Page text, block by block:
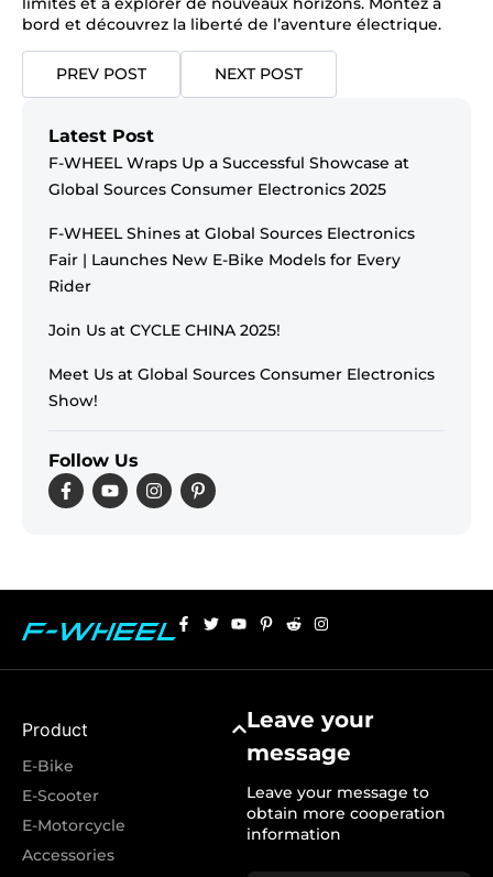
bord et découvrez la liberté de l’aventure électrique.
PREV POST NEXT POST
Latest Post
F-WHEEL Wraps Up a Successful Showcase at
Global Sources Consumer Electronics 2025
F-WHEEL Shines at Global Sources Electronics
Fair | Launches New E-Bike Models for Every
Rider
Join Us at CYCLE CHINA 2025!
Meet Us at Global Sources Consumer Electronics
Show!
Follow Us
Product
E-Bike
E-Scooter
E-Motorcycle
Accessories
Leave your
message
Leave your message to
obtain more cooperation
information